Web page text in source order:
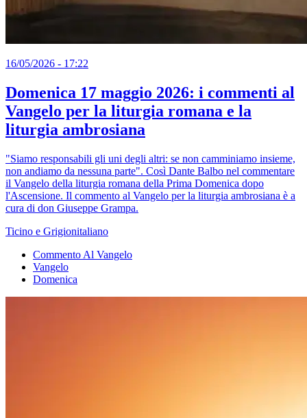
16/05/2026 - 17:22
Domenica 17 maggio 2026: i commenti al
Vangelo per la liturgia romana e la
liturgia ambrosiana
"Siamo responsabili gli uni degli altri: se non camminiamo insieme,
non andiamo da nessuna parte". Così Dante Balbo nel commentare
il Vangelo della liturgia romana della Prima Domenica dopo
l'Ascensione. Il commento al Vangelo per la liturgia ambrosiana è a
cura di don Giuseppe Grampa.
Ticino e Grigionitaliano
Commento Al Vangelo
Vangelo
Domenica